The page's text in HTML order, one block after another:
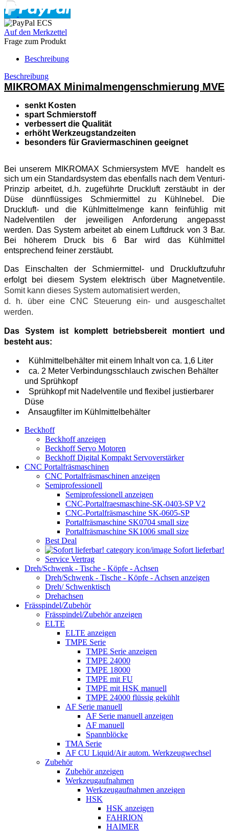
Auf den Merkzettel
Frage zum Produkt
Beschreibung
Beschreibung
MIKROMAX Minimalmengenschmierung MVE
senkt Kosten
spart Schmierstoff
verbessert die Qualität
erhöht Werkzeugstandzeiten
besonders für Graviermaschinen geeignet
Bei unserem MIKROMAX Schmiersystem MVE handelt es
sich um ein Standardsystem das ebenfalls nach dem Venturi-
Prinzip arbeitet, d.h. zugeführte Druckluft zerstäubt in der
Düse dünnflüssiges Schmiermittel zu Kühlnebel. Die
Druckluft- und die Kühlmittelmenge kann feinfühlig mit
Nadelventilen der jeweiligen Anforderung angepasst
werden. Das System arbeitet ab einem Luftdruck von 3 Bar.
Bei höherem Druck bis 6 Bar wird das Kühlmittel
entsprechend feiner zerstäubt.
Das Einschalten der Schmiermittel- und Druckluftzufuhr
erfolgt bei diesem System elektrisch über Magnetventile.
Somit kann dieses System automatisiert werden,
d. h. über eine CNC Steuerung ein- und ausgeschaltet
werden.
Das System ist komplett betriebsbereit montiert und
besteht aus:
Kühlmittelbehälter mit einem Inhalt von ca. 1,6 Liter
ca. 2 Meter Verbindungsschlauch zwischen Behälter
und Sprühkopf
Sprühkopf mit Nadelventile und flexibel justierbarer
Düse
Ansaugfilter im Kühlmittelbehälter
Beckhoff
Beckhoff anzeigen
Beckhoff Servo Motoren
Beckhoff Digital Kompakt Servoverstärker
CNC Portalfräsmaschinen
CNC Portalfräsmaschinen anzeigen
Semiprofessionell
Semiprofessionell anzeigen
CNC-Portalfraesmaschine-SK-0403-SP V2
CNC-Portalfräsmaschine SK-0605-SP
Portalfräsmaschine SK0704 small size
Portalfräsmaschine SK1006 small size
Best Deal
Sofort lieferbar!
Service Vertrag
Dreh/Schwenk - Tische - Köpfe - Achsen
Dreh/Schwenk - Tische - Köpfe - Achsen anzeigen
Dreh/ Schwenktisch
Drehachsen
Frässpindel/Zubehör
Frässpindel/Zubehör anzeigen
ELTE
ELTE anzeigen
TMPE Serie
TMPE Serie anzeigen
TMPE 24000
TMPE 18000
TMPE mit FU
TMPE mit HSK manuell
TMPE 24000 flüssig gekühlt
AF Serie manuell
AF Serie manuell anzeigen
AF manuell
Spannblöcke
TMA Serie
AF CU Liquid/Air autom. Werkzeugwechsel
Zubehör
Zubehör anzeigen
Werkzeugaufnahmen
Werkzeugaufnahmen anzeigen
HSK
HSK anzeigen
FAHRION
HAIMER